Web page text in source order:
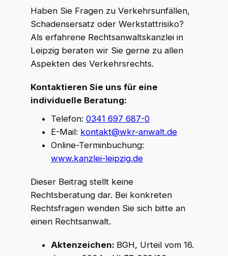
Haben Sie Fragen zu Verkehrsunfällen,
Schadensersatz oder Werkstattrisiko?
Als erfahrene Rechtsanwaltskanzlei in
Leipzig beraten wir Sie gerne zu allen
Aspekten des Verkehrsrechts.
Kontaktieren Sie uns für eine
individuelle Beratung:
Telefon: 0341 697 687-0
E-Mail: kontakt@wkr-anwalt.de
Online-Terminbuchung:
www.kanzlei-leipzig.de
Dieser Beitrag stellt keine
Rechtsberatung dar. Bei konkreten
Rechtsfragen wenden Sie sich bitte an
einen Rechtsanwalt.
Aktenzeichen: BGH, Urteil vom 16.